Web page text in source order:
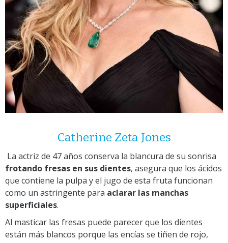
Catherine Zeta Jones
La actriz de 47 años conserva la blancura de su sonrisa
frotando fresas en sus dientes, asegura que los ácidos
que contiene la pulpa y el jugo de esta fruta funcionan
como un astringente para aclarar las manchas
superficiales.
Al masticar las fresas puede parecer que los dientes
están más blancos porque las encías se tiñen de rojo,